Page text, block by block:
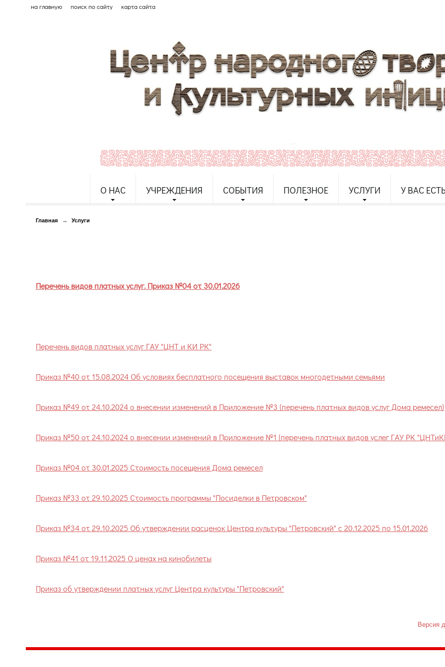
на главную поиск по сайту карта сайта
О НАС УЧРЕЖДЕНИЯ СОБЫТИЯ ПОЛЕЗНОЕ УСЛУГИ У ВАС
Главная → Услуги
Перечень видов платных услуг. Приказ №04 от 30.01.2026
Перечень видов платных услуг ГАУ "ЦНТ и КИ РК"
Приказ №40 от 15.08.2024 Об условиях бесплатного посещения выставок многодетными семьями
Приказ №49 от 24.10.2024 о внесении изменений в Приложение №3 (перечень платных видов услуг Дома ремесел)
Приказ №50 от 24.10.2024 о внесении изменений в Приложение №1 (перечень платных видов услег ГАУ РК
Приказ №04 от 30.01.2025 Стоимость посещения Дома ремесел
Приказ №33 от 29.10.2025 Стоимость программы "Посиделки в Петровском"
Приказ №34 от 29.10.2025 Об утверждении расценок Центра культуры "Петровский" с 20.12.2025 по 15.01.2026
Приказ №41 от 19.11.2025 О ценах на кинобилеты
Приказ об утверждении платных услуг Центра культуры "Петровский"
Версия